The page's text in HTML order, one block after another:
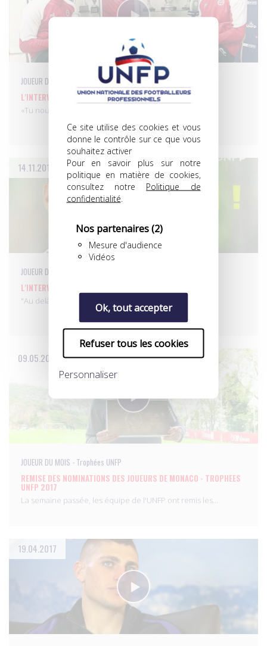
Ce site utilise des cookies et vous
donne le contrôle sur ce que vous
souhaitez activer
Pour en savoir plus sur notre
politique en matière de cookies,
consultez notre Politique de
confidentialité
Nos partenaires(2)
Mesure d'audience
Vidéos
Ok, tout accepter
Refuser tous les cookies
Personnaliser
JOUEUR DU MOIS - Trophées UNFP
L'INTERVIEW DÉCALÉE DE JORDAN SIEBATCHEU...
«Tu nous fais ton pas de danse favori ?» Retrouvez…
14.11.2017
JOUEUR DU MOIS - Trophées UNFP
L'INTERVIEW DÉCALÉE DE RADAMEL FALCAO
"Au delà du talent, je veux laisser l'image d’un joueur…
09.05.2017
JOUEUR DU MOIS - Trophées UNFP
REMISE DES NOMINATIONS DES JOUEURS DE MONACO - TROPHEES
UNFP 2017
La semaine passée, les équipe de l'UNFP ont remis les…
19.04.2017